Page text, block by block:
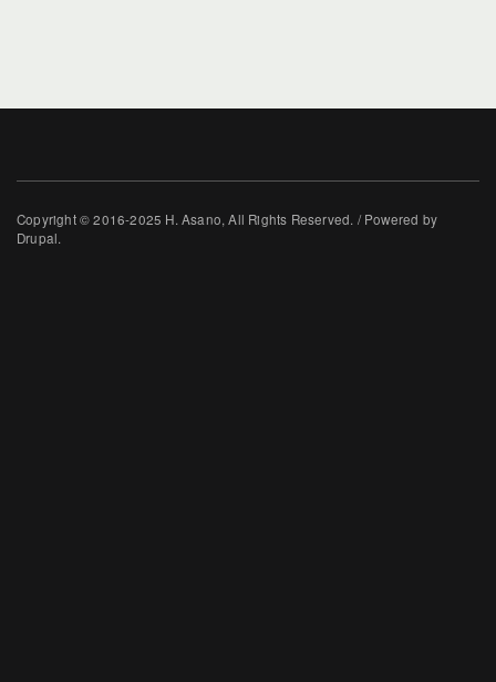
Copyright © 2016-2025 H. Asano, All Rights Reserved. / Powered by
Drupal.